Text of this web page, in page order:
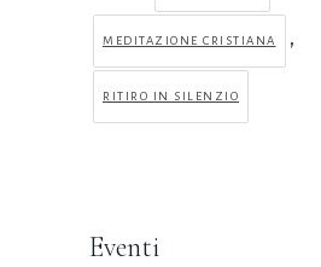
MEDITAZIONE CRISTIANA ,
RITIRO IN SILENZIO
Eventi